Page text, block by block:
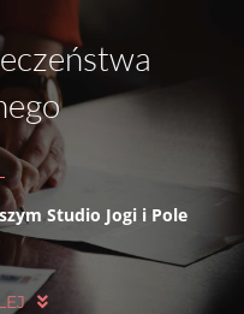
Studio Jogi i Pole